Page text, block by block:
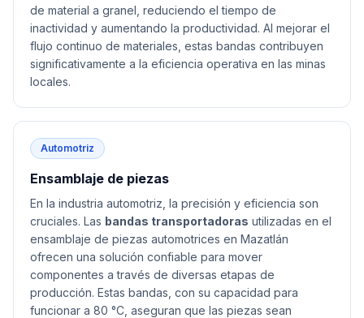
de material a granel, reduciendo el tiempo de
inactividad y aumentando la productividad. Al mejorar el
flujo continuo de materiales, estas bandas contribuyen
significativamente a la eficiencia operativa en las minas
locales.
Automotriz
Ensamblaje de piezas
En la industria automotriz, la precisión y eficiencia son
cruciales. Las bandas transportadoras utilizadas en el
ensamblaje de piezas automotrices en Mazatlán
ofrecen una solución confiable para mover
componentes a través de diversas etapas de
producción. Estas bandas, con su capacidad para
funcionar a 80 °C, aseguran que las piezas sean